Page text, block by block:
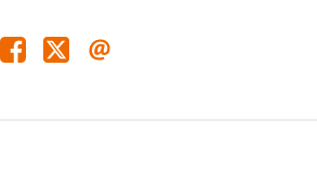
Teile
diese
Teile
diese